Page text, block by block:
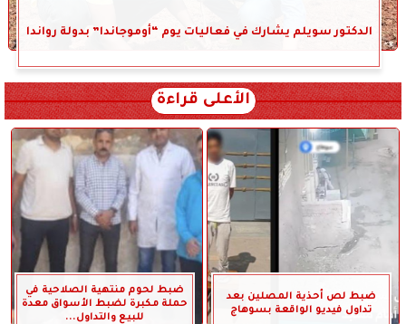
الدكتور سويلم يشارك في فعاليات يوم “أوموجاندا” بدولة رواندا
الأعلى قراءة
ضبط لص أحذية المصلين بعد
تداول فيديو الواقعة بسوهاج
ضبط لحوم منتهية الصلاحية في
حملة مكبرة لضبط الأسواق معدة
للبيع والتداول...